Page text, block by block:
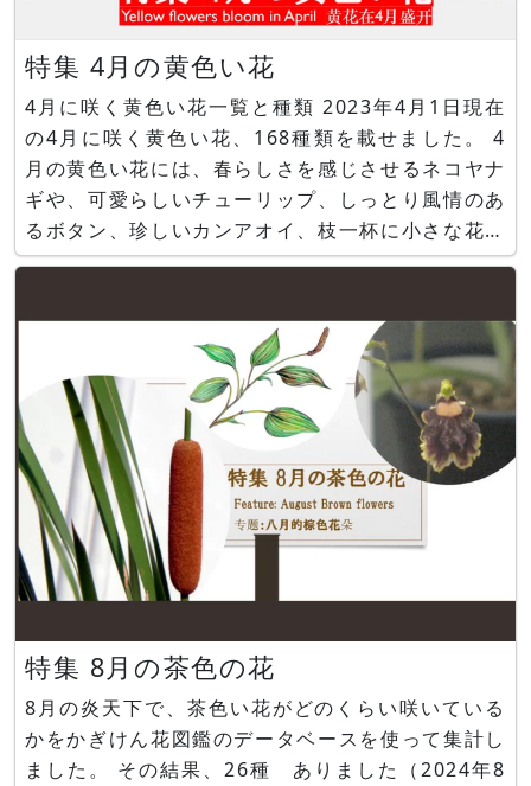
特集 4月の黄色い花
4月に咲く黄色い花一覧と種類 2023年4月1日現在
の4月に咲く黄色い花、168種類を載せました。 4
月の黄色い花には、春らしさを感じさせるネコヤナ
ギや、可愛らしいチューリップ、しっとり風情のあ
るボタン、珍しいカンアオイ、枝一杯に小さな花を
咲かせるギンヨウアカシアなどがあります。一年で
を呼んできます。 ■関連ページ 特集 4月の黄色い
特集 8月の茶色の花
8月の炎天下で、茶色い花がどのくらい咲いている
かをかぎけん花図鑑のデータベースを使って集計し
ました。 その結果、26種 ありました（2024年8